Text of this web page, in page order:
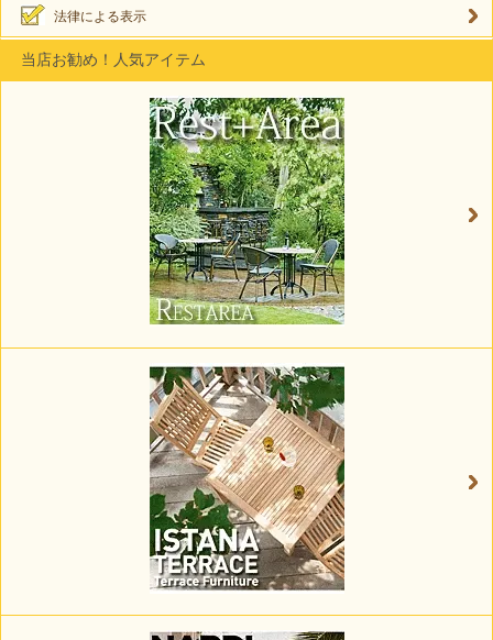
法律による表示
当店お勧め！人気アイテム